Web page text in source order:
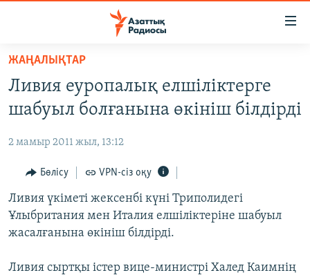
Skip
main
content
to
Navigation
Skip
to
Search
САЯСАТ
AZATTYQTV
ҚАҢТАР ОҚИҒАСЫ
АДАМ ҚҰҚЫҚТАРЫ
ӘЛЕУМЕТ
ӘЛЕМ
ЖАҢАЛЫҚТАР
Ливия еуропалық елшіліктерге
шабуыл болғанына өкініш білдірді
2 мамыр 2011 жыл, 13:12
Бөлісу VPN-сіз оқу
Ливия үкіметі жексенбі күні Триполидегі
Ұлыбритания мен Италия елшіліктеріне шабуыл
жасалғанына өкініш білдірді.
Ливия сыртқы істер вице-министрі Халед Каимнің